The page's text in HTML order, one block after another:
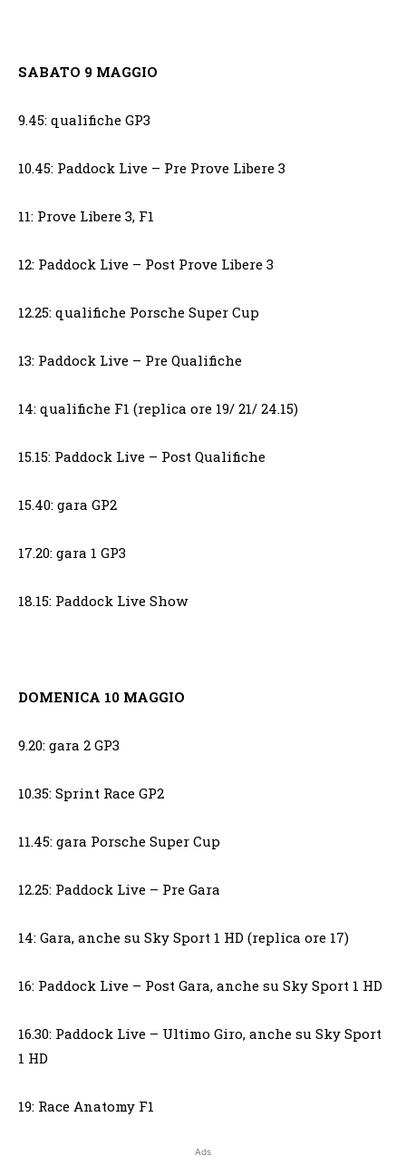
SABATO 9 MAGGIO
9.45: qualifiche GP3
10.45: Paddock Live – Pre Prove Libere 3
11: Prove Libere 3, F1
12: Paddock Live – Post Prove Libere 3
12.25: qualifiche Porsche Super Cup
13: Paddock Live – Pre Qualifiche
14: qualifiche F1 (replica ore 19/ 21/ 24.15)
15.15: Paddock Live – Post Qualifiche
15.40: gara GP2
17.20: gara 1 GP3
18.15: Paddock Live Show
DOMENICA 10 MAGGIO
9.20: gara 2 GP3
10.35: Sprint Race GP2
11.45: gara Porsche Super Cup
12.25: Paddock Live – Pre Gara
14: Gara, anche su Sky Sport 1 HD (replica ore 17)
16: Paddock Live – Post Gara, anche su Sky Sport 1 HD
16.30: Paddock Live – Ultimo Giro, anche su Sky Sport
1 HD
19: Race Anatomy F1
Ads